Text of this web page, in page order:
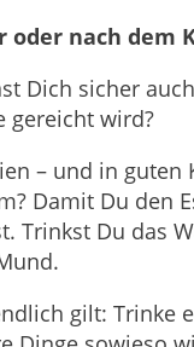
oder nach dem
Dich sicher
gereicht wird?
– und in guten
Damit Du den
Trinkst Du das
gilt: Trinke